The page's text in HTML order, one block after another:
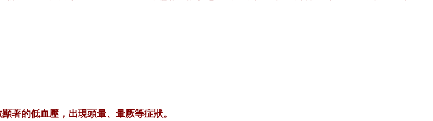
著的低血壓，出現頭暈、暈厥等症狀。